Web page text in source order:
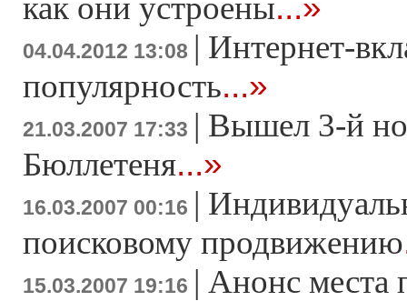
как они устроены
04.04.2012 13:08 | Интернет-
популярность...»
21.03.2007 17:33 | Вышел 3-й
Бюллетеня...»
16.03.2007 00:16 |
поисковому продвижению
15.03.2007 19:16 | Анонс места